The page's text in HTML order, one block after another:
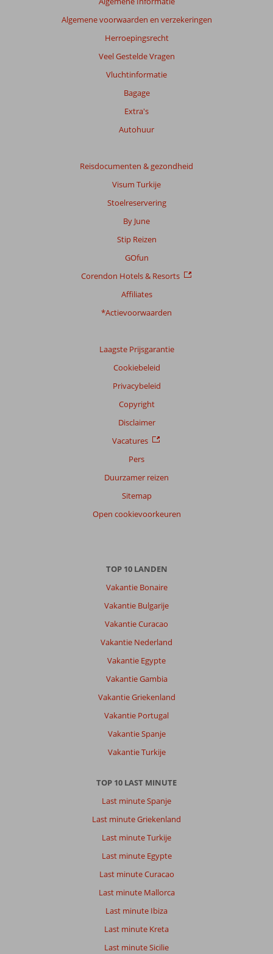
Algemene voorwaarden en verzekeringen
Herroepingsrecht
Veel Gestelde Vragen
Vluchtinformatie
Bagage
Extra's
Autohuur
Reisdocumenten & gezondheid
Visum Turkije
Stoelreservering
By June
Stip Reizen
GOfun
Corendon Hotels & Resorts
Affiliates
*Actievoorwaarden
Laagste Prijsgarantie
Cookiebeleid
Privacybeleid
Copyright
Disclaimer
Vacatures
Pers
Duurzamer reizen
Sitemap
Open cookievoorkeuren
TOP 10 LANDEN
Vakantie Bonaire
Vakantie Bulgarije
Vakantie Curacao
Vakantie Nederland
Vakantie Egypte
Vakantie Gambia
Vakantie Griekenland
Vakantie Portugal
Vakantie Spanje
Vakantie Turkije
TOP 10 LAST MINUTE
Last minute Spanje
Last minute Griekenland
Last minute Turkije
Last minute Egypte
Last minute Curacao
Last minute Mallorca
Last minute Ibiza
Last minute Kreta
Last minute Sicilie